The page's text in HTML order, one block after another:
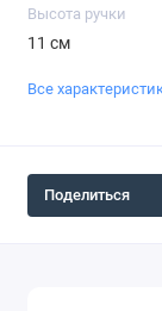
Высота ручки
11 см
Все
Поделиться